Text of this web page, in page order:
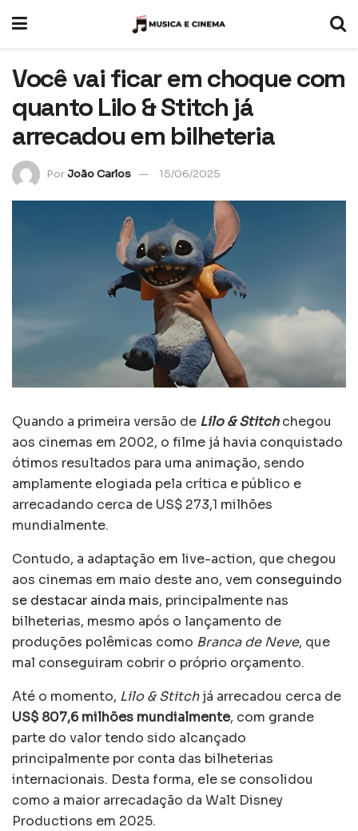
Você vai ficar em choque com
quanto Lilo & Stitch já
arrecadou em bilheteria
PorJoão Carlos 15/06/2025
Quando a primeira versão de Lilo & Stitchchegou
aos cinemas em 2002, o filme já havia conquistado
ótimos resultados para uma animação, sendo
amplamente elogiada pela crítica e público e
arrecadando cerca de US$ 273,1 milhões
mundialmente.
Contudo, a adaptação em live-action, que chegou
aos cinemas em maio deste ano, vem conseguindo
se destacar ainda mais, principalmente nas
bilheterias, mesmo após o lançamento de
produções polêmicas como Branca de Neve, que
mal conseguiram cobrir o próprio orçamento.
Até o momento, Lilo & Stitchjá arrecadou cerca de
US$ 807,6 milhões mundialmente, com grande
parte do valor tendo sido alcançado
principalmente por conta das bilheterias
internacionais. Desta forma, ele se consolidou
como a maior arrecadação da Walt Disney
Productions em 2025.